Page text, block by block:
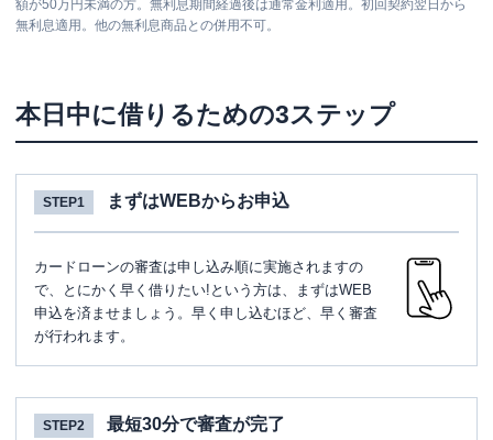
額が50万円未満の方。無利息期間経過後は通常金利適用。初回契約翌日から
無利息適用。他の無利息商品との併用不可。
本日中に借りるための3ステップ
STEP1 まずはWEBからお申込
カードローンの審査は申し込み順に実施されますの
で、とにかく早く借りたい!という方は、まずはWEB
申込を済ませましょう。早く申し込むほど、早く審査
が行われます。
STEP2 最短30分で審査が完了